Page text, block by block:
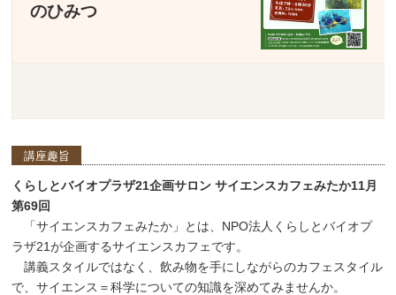
のひみつ
講座趣旨
くらしとバイオプラザ21企画サロン サイエンスカフェみたか11月
第69回
「サイエンスカフェみたか」とは、NPO法人くらしとバイオプ
ラザ21が企画するサイエンスカフェです。
講義スタイルではなく、飲み物を手にしながらのカフェスタイル
で、サイエンス＝科学についての知識を深めてみませんか。